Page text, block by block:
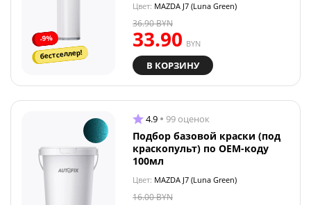
-9%
бестселлер!
Цвет: MAZDA J7 (Luna Green)
33.90 BYN
36.90BYN
В КОРЗИНУ
4.9 99 оценок
Подбор базовой краски (под
краскопульт) по OEM-коду
100мл
Цвет: MAZDA J7 (Luna Green)
16.00BYN